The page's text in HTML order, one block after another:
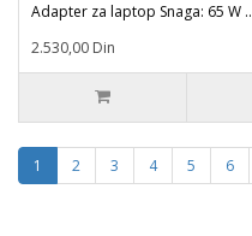
Adapter za laptop Snaga: 65 W ..
2.530,00 Din
1 2 3 4 5 6